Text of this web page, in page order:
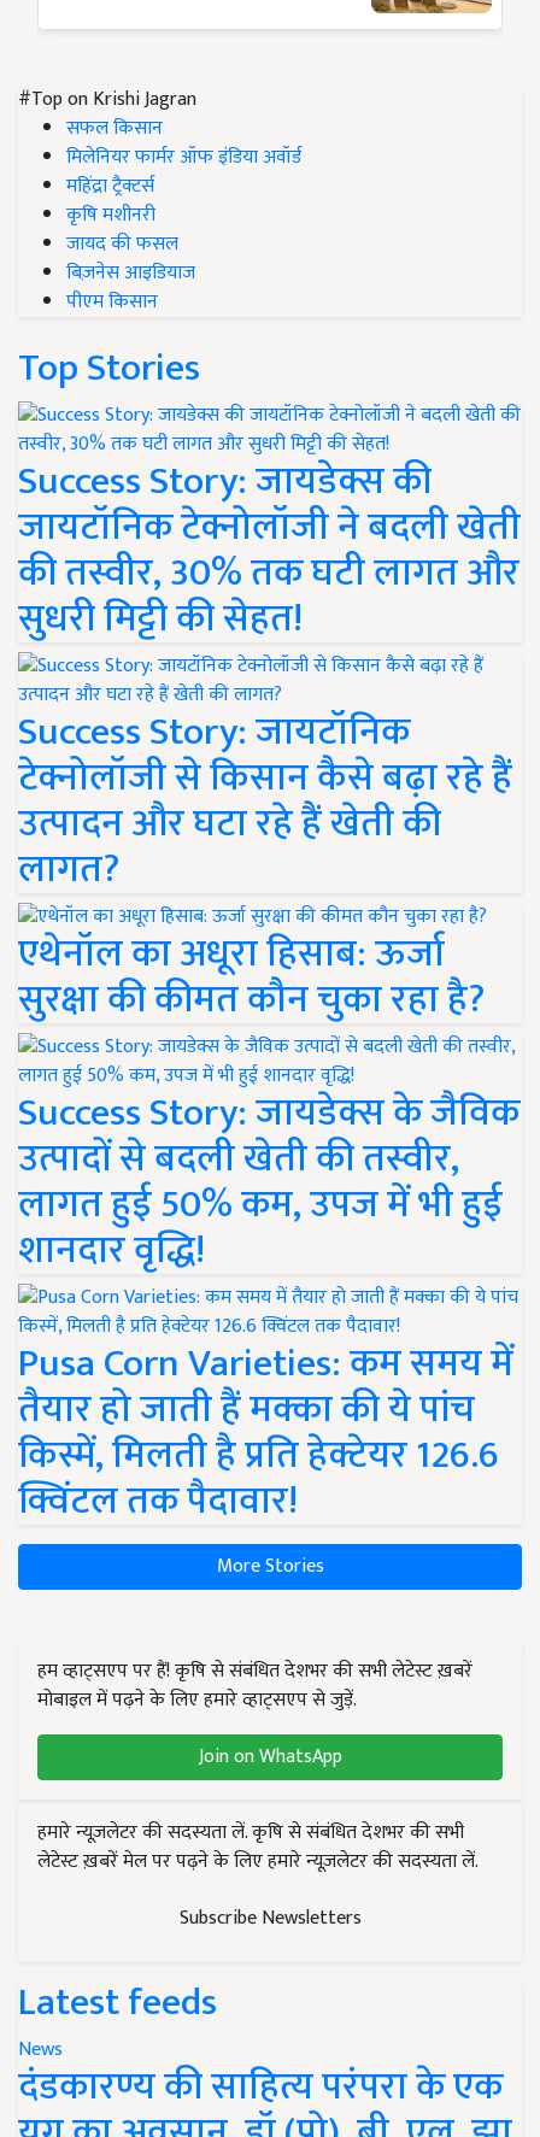
#Top on Krishi Jagran
सफल किसान
मिलेनियर फार्मर ऑफ इंडिया अवॉर्ड
महिंद्रा ट्रैक्टर्स
कृषि मशीनरी
जायद की फसल
बिज़नेस आइडियाज
पीएम किसान
Top Stories
Success Story: जायडेक्स की
जायटॉनिक टेक्नोलॉजी ने बदली खेती
की तस्वीर, 30% तक घटी लागत और
सुधरी मिट्टी की सेहत!
Success Story: जायटॉनिक
टेक्नोलॉजी से किसान कैसे बढ़ा रहे हैं
उत्पादन और घटा रहे हैं खेती की
लागत?
एथेनॉल का अधूरा हिसाब: ऊर्जा
सुरक्षा की कीमत कौन चुका रहा है?
Success Story: जायडेक्स के जैविक
उत्पादों से बदली खेती की तस्वीर,
लागत हुई 50% कम, उपज में भी हुई
शानदार वृद्धि!
Pusa Corn Varieties: कम समय में
तैयार हो जाती हैं मक्का की ये पांच
किस्में, मिलती है प्रति हेक्टेयर 126.6
क्विंटल तक पैदावार!
More Stories
हम व्हाट्सएप पर हैं! कृषि से संबंधित देशभर की सभी लेटेस्ट ख़बरें
मोबाइल में पढ़ने के लिए हमारे व्हाट्सएप से जुड़ें.
Join on WhatsApp
हमारे न्यूज़लेटर की सदस्यता लें. कृषि से संबंधित देशभर की सभी
लेटेस्ट ख़बरें मेल पर पढ़ने के लिए हमारे न्यूज़लेटर की सदस्यता लें.
Subscribe Newsletters
Latest feeds
News
दंडकारण्य की साहित्य परंपरा के एक